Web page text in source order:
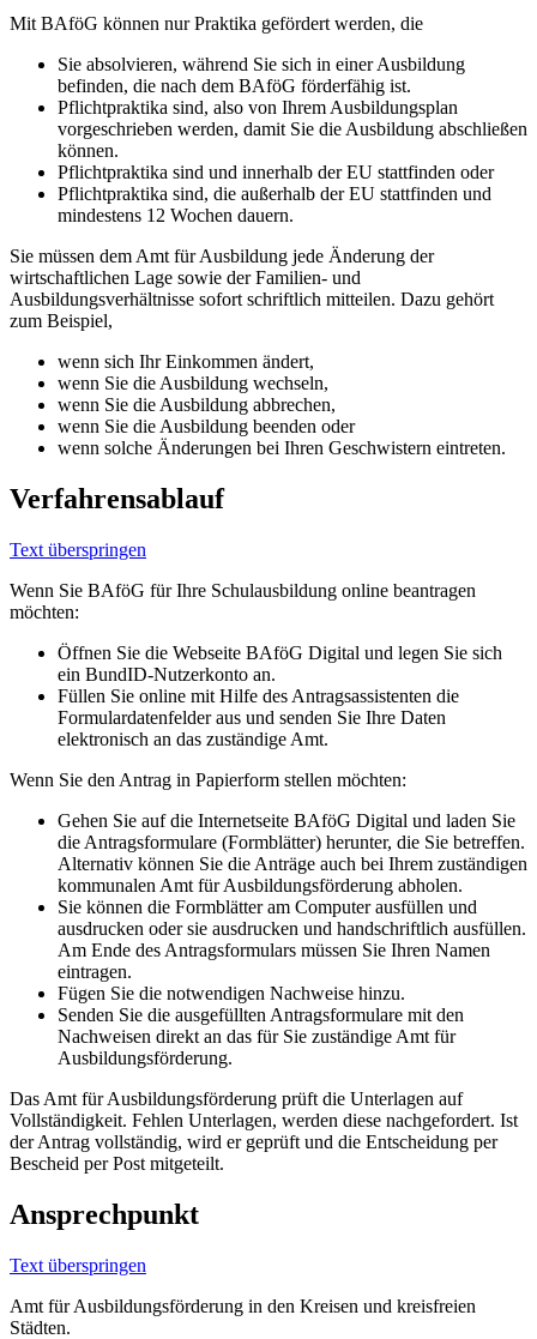
Mit BAföG können nur Praktika gefördert werden, die
Sie absolvieren, während Sie sich in einer Ausbildung
befinden, die nach dem BAföG förderfähig ist.
Pflichtpraktika sind, also von Ihrem Ausbildungsplan
vorgeschrieben werden, damit Sie die Ausbildung abschließen
können.
Pflichtpraktika sind und innerhalb der EU stattfinden oder
Pflichtpraktika sind, die außerhalb der EU stattfinden und
mindestens 12 Wochen dauern.
Sie müssen dem Amt für Ausbildung jede Änderung der
wirtschaftlichen Lage sowie der Familien- und
Ausbildungsverhältnisse sofort schriftlich mitteilen. Dazu gehört
zum Beispiel,
wenn sich Ihr Einkommen ändert,
wenn Sie die Ausbildung wechseln,
wenn Sie die Ausbildung abbrechen,
wenn Sie die Ausbildung beenden oder
wenn solche Änderungen bei Ihren Geschwistern eintreten.
Verfahrensablauf
Text überspringen
Wenn Sie BAföG für Ihre Schulausbildung online beantragen
möchten:
Öffnen Sie die Webseite BAföG Digital und legen Sie sich
ein BundID-Nutzerkonto an.
Füllen Sie online mit Hilfe des Antragsassistenten die
Formulardatenfelder aus und senden Sie Ihre Daten
elektronisch an das zuständige Amt.
Wenn Sie den Antrag in Papierform stellen möchten:
Gehen Sie auf die Internetseite BAföG Digital und laden Sie
die Antragsformulare (Formblätter) herunter, die Sie betreffen.
Alternativ können Sie die Anträge auch bei Ihrem zuständigen
kommunalen Amt für Ausbildungsförderung abholen.
Sie können die Formblätter am Computer ausfüllen und
ausdrucken oder sie ausdrucken und handschriftlich ausfüllen.
Am Ende des Antragsformulars müssen Sie Ihren Namen
eintragen.
Fügen Sie die notwendigen Nachweise hinzu.
Senden Sie die ausgefüllten Antragsformulare mit den
Nachweisen direkt an das für Sie zuständige Amt für
Ausbildungsförderung.
Das Amt für Ausbildungsförderung prüft die Unterlagen auf
Vollständigkeit. Fehlen Unterlagen, werden diese nachgefordert. Ist
der Antrag vollständig, wird er geprüft und die Entscheidung per
Bescheid per Post mitgeteilt.
Ansprechpunkt
Text überspringen
Amt für Ausbildungsförderung in den Kreisen und kreisfreien
Städten.